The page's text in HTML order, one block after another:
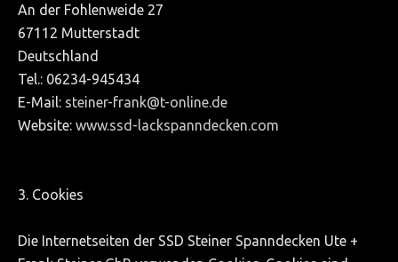
An der Fohlenweide 27
67112 Mutterstadt
Deutschland
Tel.: 06234-945434
E-Mail: steiner-frank@t-online.de
Website: www.ssd-lackspanndecken.com
3. Cookies
Die Internetseiten der SSD Steiner Spanndecken Ute +